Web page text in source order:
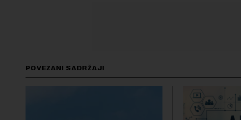
POVEZANI SADRŽAJI